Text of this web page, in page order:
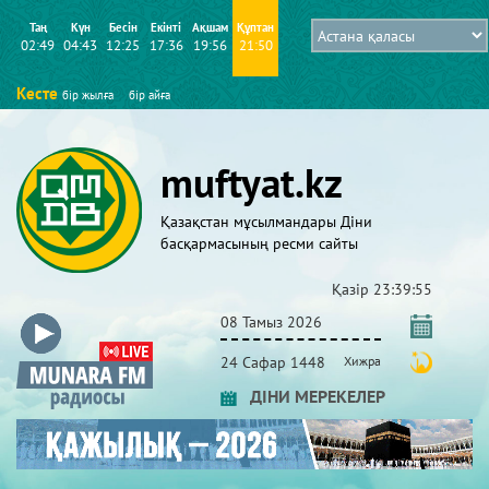
Таң
02:49
Күн
04:43
Бесін
12:25
Екінті
17:36
Ақшам
19:56
Құптан
21:50
Кесте бір жылға бір айға
muftyat.kz
Қазақстан мұсылмандары Діни
басқармасының ресми сайты
Қазір 23:39:55
08 Тамыз 2026
24 Сафар 1448 Хижра
ДІНИ МЕРЕКЕЛЕР